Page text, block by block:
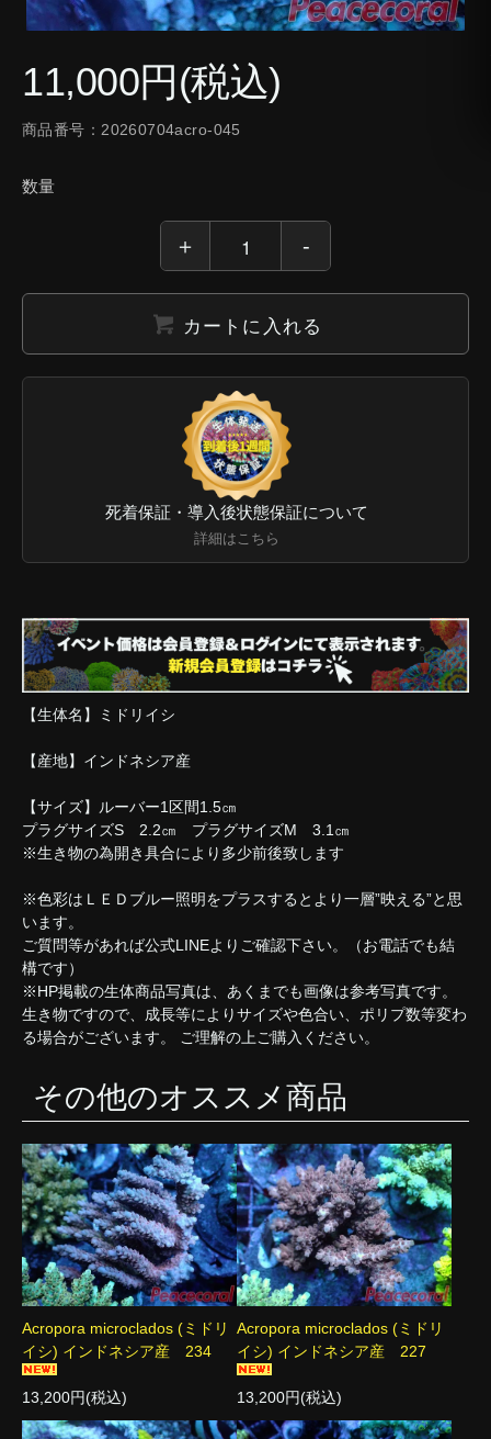
11,000円(税込)
商品番号：20260704acro-045
数量
カートに入れる
死着保証・導入後状態保証について
詳細はこちら
【生体名】ミドリイシ
【産地】インドネシア産
【サイズ】ルーバー1区間1.5㎝
プラグサイズS 2.2㎝ プラグサイズM 3.1㎝
※生き物の為開き具合により多少前後致します
※色彩はＬＥＤブルー照明をプラスするとより一層”映える”と思
います。
ご質問等があれば公式LINEよりご確認下さい。（お電話でも結
構です）
※HP掲載の生体商品写真は、あくまでも画像は参考写真です。
生き物ですので、成長等によりサイズや色合い、ポリプ数等変わ
る場合がございます。 ご理解の上ご購入ください。
その他のオススメ商品
Acropora microclados (ミドリ
イシ) インドネシア産 234
13,200円(税込)
Acropora microclados (ミドリ
イシ) インドネシア産 227
13,200円(税込)